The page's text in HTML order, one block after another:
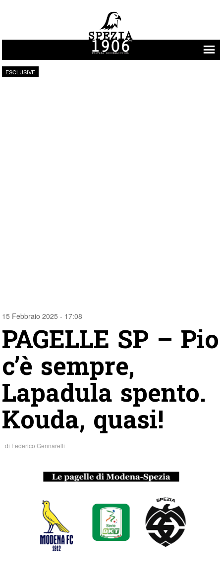
Vai al contenuto
ESCLUSIVE
15 Febbraio 2025 - 17:08
PAGELLE SP – Pio
c’è sempre,
Lapadula spento.
Kouda, quasi!
di Federico Gennarelli